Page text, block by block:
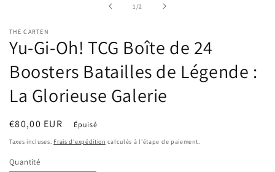
fenêtre
1/de2
THE CARTEN
Yu-Gi-Oh! TCG Boîte de 24
Boosters Batailles de Légende :
La Glorieuse Galerie
Prix
habituel
€80,00 EUR Épuisé
Taxes incluses. Frais d'expédition calculés à l'étape de paiement.
Quantité